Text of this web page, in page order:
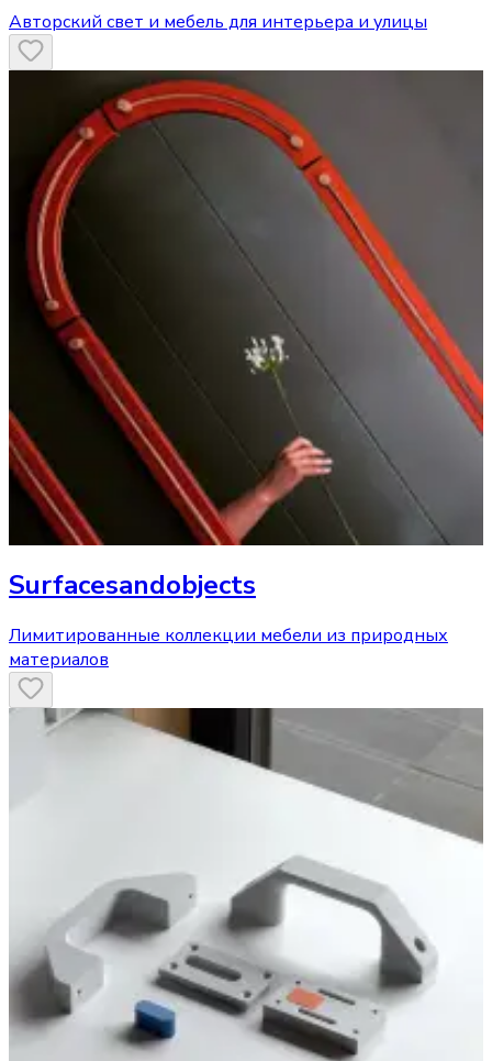
Авторский свет и мебель для интерьера и улицы
Surfacesandobjects
Лимитированные коллекции мебели из природных
материалов